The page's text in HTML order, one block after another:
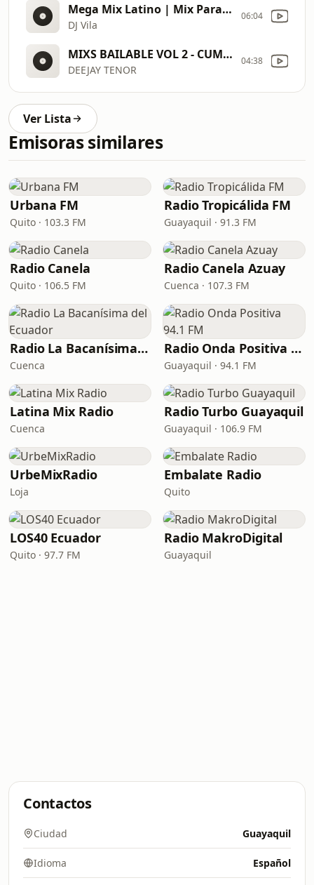
Mega Mix Latino | Mix Para Bailar | Salsa, Cumbia, Bachata, Merengue y Vallenato | Éxitos Latinos
DJ Vila
06:04
MIXS BAILABLE VOL 2 - CUMBIA MERENGUE
DEEJAY TENOR
04:38
Ver Lista
Emisoras similares
Urbana FM
Quito · 103.3 FM
Radio Tropicálida FM
Guayaquil · 91.3 FM
Radio Canela
Quito · 106.5 FM
Radio Canela Azuay
Cuenca · 107.3 FM
Radio La Bacanísima del Ecuador
Cuenca
Radio Onda Positiva 94.1 FM
Guayaquil · 94.1 FM
Latina Mix Radio
Cuenca
Radio Turbo Guayaquil
Guayaquil · 106.9 FM
UrbeMixRadio
Loja
Embalate Radio
Quito
LOS40 Ecuador
Quito · 97.7 FM
Radio MakroDigital
Guayaquil
Contactos
Ciudad Guayaquil
Idioma Español